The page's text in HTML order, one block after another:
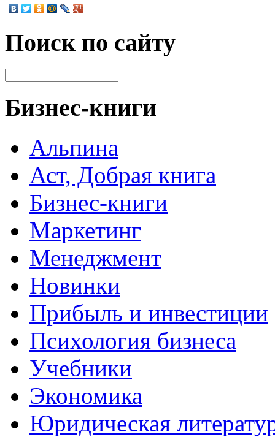
Поиск по сайту
Бизнес-книги
Альпина
Аст, Добрая книга
Бизнес-книги
Маркетинг
Менеджмент
Новинки
Прибыль и инвестиции
Психология бизнеса
Учебники
Экономика
Юридическая